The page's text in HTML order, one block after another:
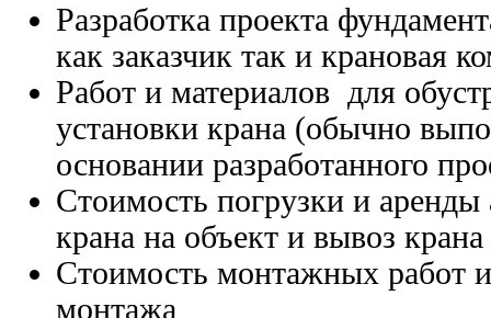
Разработка проекта
как заказчик так и крановая
Работ и материалов для
установки крана (обычно
основании разработанного
Стоимость погрузки и аренды
крана на объект и вывоз крана
Стоимость монтажных работ
монтажа